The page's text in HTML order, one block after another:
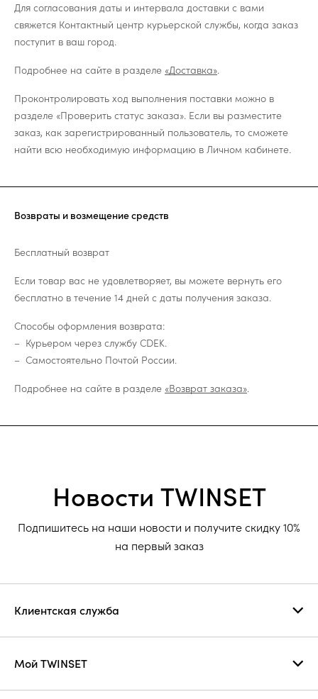
Для согласования даты и интервала доставки с вами
свяжется Контактный центр курьерской службы, когда заказ
поступит в ваш город.
Подробнее на сайте в разделе «Доставка».
Проконтролировать ход выполнения поставки можно в
разделе «Проверить статус заказа». Если вы разместите
заказ, как зарегистрированный пользователь, то сможете
найти всю необходимую информацию в Личном кабинете.
Возвраты и возмещение средств
Бесплатный возврат
Если товар вас не удовлетворяет, вы можете вернуть его
бесплатно в течение 14 дней с даты получения заказа.
Способы оформления возврата:
Курьером через службу CDEK.
Самостоятельно Почтой России.
Подробнее на сайте в разделе «Возврат заказа».
Новости TWINSET
Подпишитесь на наши новости и получите скидку 10%
на первый заказ
Клиентская служба
Мой TWINSET